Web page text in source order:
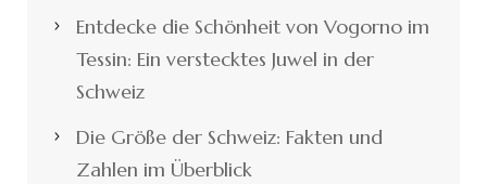
Entdecke die Schönheit von Vogorno im
Tessin: Ein verstecktes Juwel in der
Schweiz
Die Größe der Schweiz: Fakten und
Zahlen im Überblick